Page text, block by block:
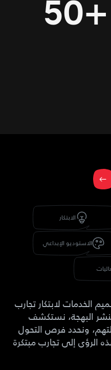
50+
الابتكار
الاستوديو الإبداعي
الخدمات لابتكار تجارب
البهجة، نستكشف
ونحدد فرص التحول
الرؤى إلى تجارب مبتكرة